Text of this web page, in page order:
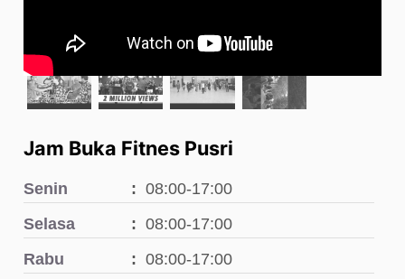
Jam Buka Fitnes Pusri
Senin
08:00-17:00
Selasa
08:00-17:00
Rabu
08:00-17:00